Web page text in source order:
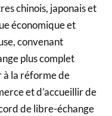
chinois, japonais et
économique et
convenant
plus complet
à la réforme de
et d’accueillir de
de libre-échange